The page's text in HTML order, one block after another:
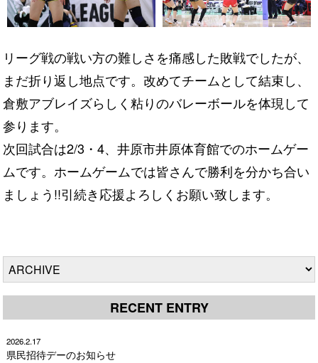
リーグ戦の戦い方の難しさを痛感した敗戦でしたが、
まだ折り返し地点です。改めてチームとして結束し、
倉敷アブレイズらしく粘りのバレーボールを体現して
参ります。
次回試合は2/3・4、井原市井原体育館でのホームゲー
ムです。ホームゲームでは皆さんで勝利を分かち合い
ましょう!!引続き応援よろしくお願い致します。
RECENT ENTRY
2026.2.17
県民招待デーのお知らせ